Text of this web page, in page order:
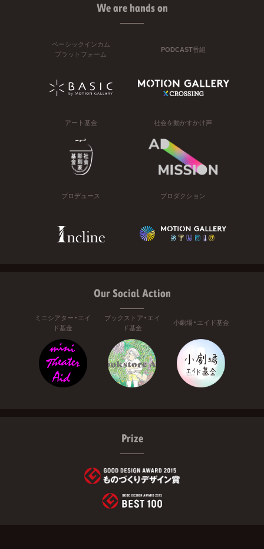
We are hands on
ベーシックインカム
プラットフォーム
PODCAST番組
アート基金 社会を動かすかけ声
プロデュース プロダクション
Our Social Action
ミニシアター・エイ
ド基金
ブックストア・エイ
ド基金
小劇場・エイド基金
Prize